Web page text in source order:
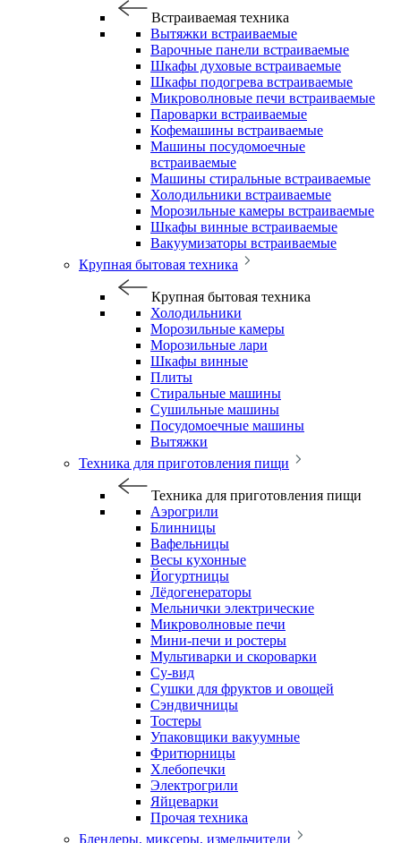
Встраиваемая техника
Вытяжки встраиваемые
Варочные панели встраиваемые
Шкафы духовые встраиваемые
Шкафы подогрева встраиваемые
Микроволновые печи встраиваемые
Пароварки встраиваемые
Кофемашины встраиваемые
Машины посудомоечные
встраиваемые
Машины стиральные встраиваемые
Холодильники встраиваемые
Морозильные камеры встраиваемые
Шкафы винные встраиваемые
Вакуумизаторы встраиваемые
Крупная бытовая техника
Крупная бытовая техника
Холодильники
Морозильные камеры
Морозильные лари
Шкафы винные
Плиты
Стиральные машины
Сушильные машины
Посудомоечные машины
Вытяжки
Техника для приготовления пищи
Техника для приготовления пищи
Аэрогрили
Блинницы
Вафельницы
Весы кухонные
Йогуртницы
Лёдогенераторы
Мельнички электрические
Микроволновые печи
Мини-печи и ростеры
Мультиварки и скороварки
Су-вид
Сушки для фруктов и овощей
Сэндвичницы
Тостеры
Упаковщики вакуумные
Фритюрницы
Хлебопечки
Электрогрили
Яйцеварки
Прочая техника
Блендеры, миксеры, измельчители